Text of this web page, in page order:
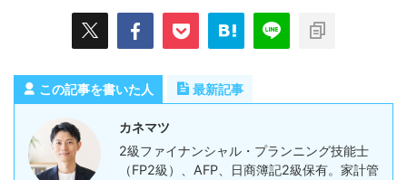
この記事を書いた人 最新記事
カネマツ
2級ファイナンシャル・プランニング技能士
（FP2級）、AFP、日商簿記2級保有。家計管